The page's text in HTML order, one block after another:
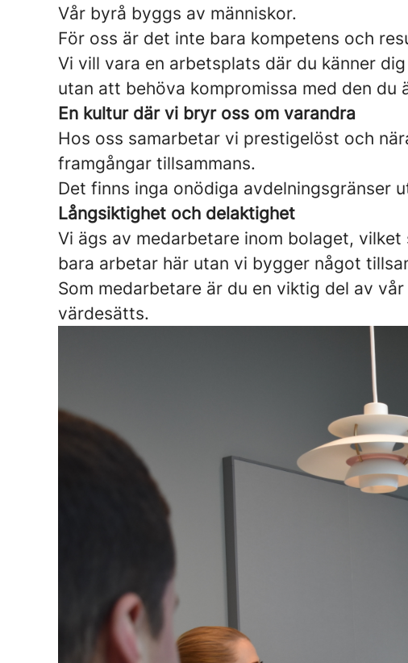
Vår byrå byggs av människor.
För oss är det inte bara kompetens och
Vi vill vara en arbetsplats där du känner
utan att behöva kompromissa med den du
En kultur där vi bryr oss om varandra
Hos oss samarbetar vi prestigelöst och
framgångar tillsammans.
Det finns inga onödiga avdelningsgränser
Långsiktighet och delaktighet
Vi ägs av medarbetare inom bolaget,
bara arbetar här utan vi bygger något
Som medarbetare är du en viktig del av
värdesätts.